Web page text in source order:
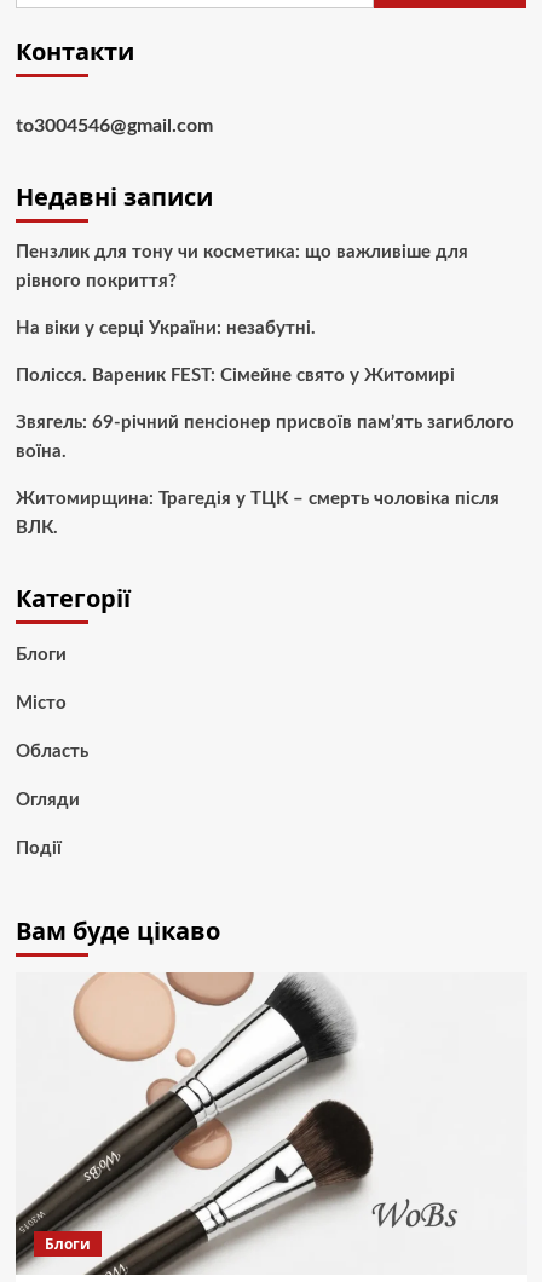
Контакти
to3004546@gmail.com
Недавні записи
Пензлик для тону чи косметика: що важливіше для
рівного покриття?
На віки у серці України: незабутні.
Полісся. Вареник FEST: Сімейне свято у Житомирі
Звягель: 69-річний пенсіонер присвоїв пам’ять загиблого
воїна.
Житомирщина: Трагедія у ТЦК – смерть чоловіка після
ВЛК.
Категорії
Блоги
Місто
Область
Огляди
Події
Вам буде цікаво
Блоги